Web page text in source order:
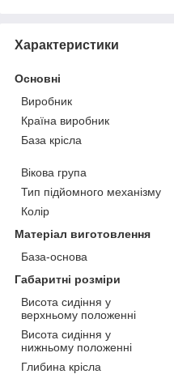
Характеристики
Основні
Виробник
Країна виробник
База крісла
Вікова група
Тип підйомного механізму
Колір
Матеріал виготовлення
База-основа
Габаритні розміри
Висота сидіння у
верхньому положенні
Висота сидіння у
нижньому положенні
Глибина крісла